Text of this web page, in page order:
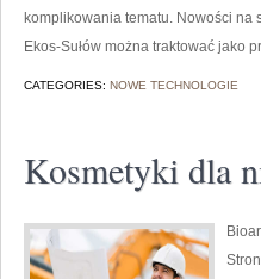
komplikowania tematu. Nowości
Ekos-Sułów można traktować jako
CATEGORIES: NOWE TECHNOLOGIE
Kosmetyki dla